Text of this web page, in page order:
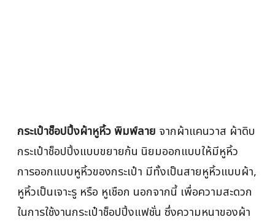
กระเป๋าช็อปปิ้งผ้าหูหิ้ว พิมพ์ลาย จากผ้าแคนวาส ผ้าดิบ
กระเป๋าช็อปปิ้งแบบขยายก้น นิยมออกแบบให้มีหูหิ้ว
การออกแบบหูหิ้วของกระเป๋า มีทั้งเป็นสายหูหิ้วแบบผ้า,
หูหิ้วเป็นเจาะรู หรือ หูเชือก นอกจากนี้ เพื่อความสะดวก
ในการใช้งานกระเป๋าช็อปปิ้งแฟชั่น ซึ่งความหนาของผ้า